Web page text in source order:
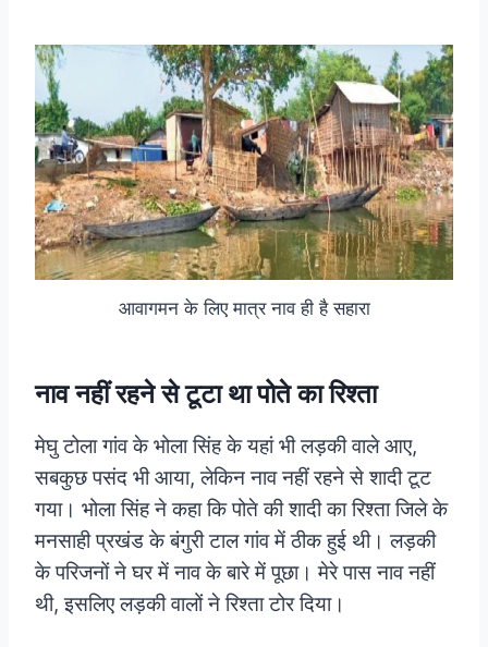
आवागमन के लिए मात्र नाव ही है सहारा
नाव नहीं रहने से टूटा था पोते का रिश्ता
मेघु टोला गांव के भोला सिंह के यहां भी लड़की वाले आए,
सबकुछ पसंद भी आया, लेकिन नाव नहीं रहने से शादी टूट
गया। भोला सिंह ने कहा कि पोते की शादी का रिश्ता जिले के
मनसाही प्रखंड के बंगुरी टाल गांव में ठीक हुई थी।लड़की
के परिजनों ने घर में नाव के बारे में पूछा। मेरे पास नाव नहीं
थी, इसलिए लड़की वालों ने रिश्ता टोर दिया।